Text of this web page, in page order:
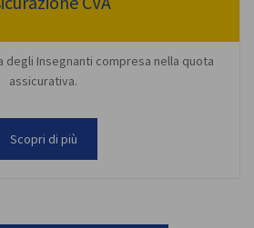
degli Insegnanti compresa nella quota
assicurativa.
Scopri di più